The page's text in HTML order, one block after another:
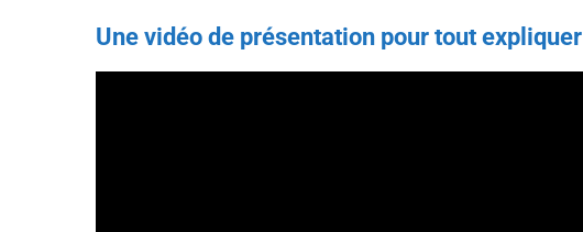
Une vidéo de présentation pour tout expliquer